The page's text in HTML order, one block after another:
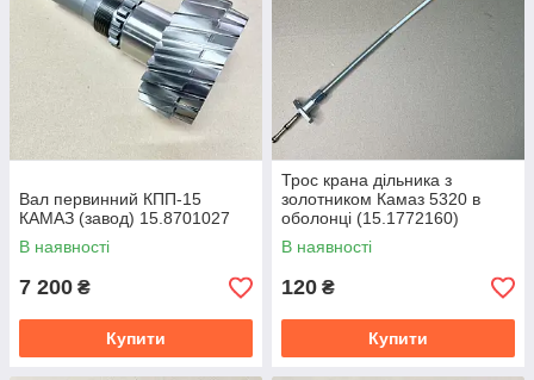
Вал первинний КПП-15
КАМАЗ (завод) 15.8701027
В наявності
7 200 ₴
Купити
Трос крана дільника з
золотником Камаз 5320 в
оболонці (15.1772160)
15.1772160/77
В наявності
120 ₴
Купити